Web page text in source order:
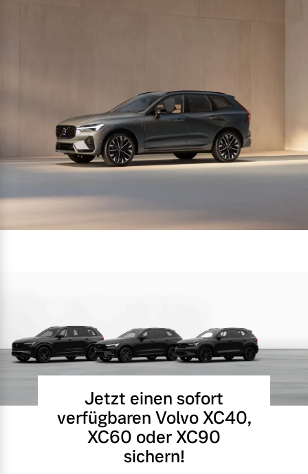
Jetzt einen sofort
verfügbaren Volvo XC40,
XC60 oder XC90
sichern!